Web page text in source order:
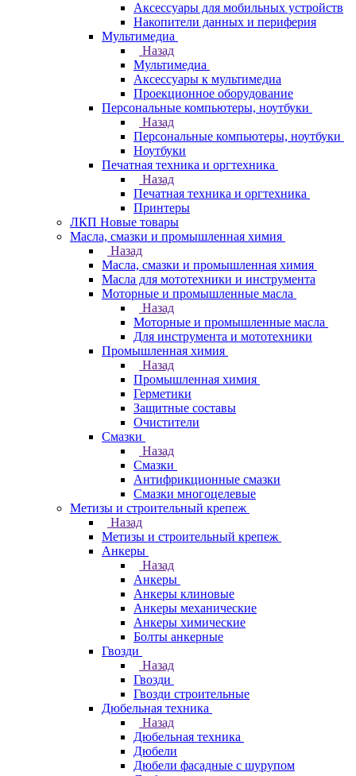
Аксессуары для мобильных устройств
Накопители данных и периферия
Мультимедиа
Назад
Мультимедиа
Аксессуары к мультимедиа
Проекционное оборудование
Персональные компьютеры, ноутбуки
Назад
Персональные компьютеры, ноутбуки
Ноутбуки
Печатная техника и оргтехника
Назад
Печатная техника и оргтехника
Принтеры
ЛКП Новые товары
Масла, смазки и промышленная химия
Назад
Масла, смазки и промышленная химия
Масла для мототехники и инструмента
Моторные и промышленные масла
Назад
Моторные и промышленные масла
Для инструмента и мототехники
Промышленная химия
Назад
Промышленная химия
Герметики
Защитные составы
Очистители
Смазки
Назад
Смазки
Антифрикционные смазки
Смазки многоцелевые
Метизы и строительный крепеж
Назад
Метизы и строительный крепеж
Анкеры
Назад
Анкеры
Анкеры клиновые
Анкеры механические
Анкеры химические
Болты анкерные
Гвозди
Назад
Гвозди
Гвозди строительные
Дюбельная техника
Назад
Дюбельная техника
Дюбели
Дюбели фасадные с шурупом